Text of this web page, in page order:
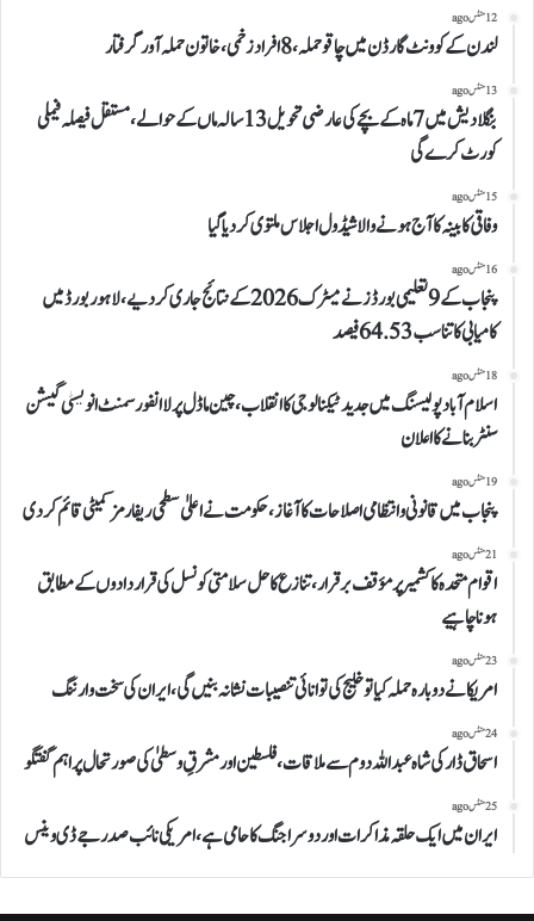
12 منٹس ago
لندن کے کوونٹ گارڈن میں چاقو حملہ، 8 افراد زخمی، خاتون حملہ آور گرفتار
13 منٹس ago
بنگلادیش میں 7 ماہ کے بچے کی عارضی تحویل 13 سالہ ماں کے حوالے، مستقل فیصلہ فیملی
کورٹ کرے گی
15 منٹس ago
وفاقی کابینہ کا آج ہونے والا شیڈول اجلاس ملتوی کر دیا گیا
16 منٹس ago
پنجاب کے 9 تعلیمی بورڈز نے میٹرک 2026 کے نتائج جاری کر دیے، لاہور بورڈ میں
کامیابی کا تناسب 64.53 فیصد
18 منٹس ago
اسلام آباد پولیسنگ میں جدید ٹیکنالوجی کا انقلاب، چین ماڈل پر لا انفورسمنٹ انویسٹی گیشن
سنٹر بنانے کا اعلان
19 منٹس ago
پنجاب میں قانونی و انتظامی اصلاحات کا آغاز، حکومت نے اعلیٰ سطحی ریفارمز کمیٹی قائم کر دی
21 منٹس ago
اقوام متحدہ کا کشمیر پر مؤقف برقرار، تنازع کا حل سلامتی کونسل کی قراردادوں کے مطابق
ہونا چاہیے
23 منٹس ago
امریکا نے دوبارہ حملہ کیا تو خلیج کی توانائی تنصیبات نشانہ بنیں گی، ایران کی سخت وارننگ
24 منٹس ago
اسحاق ڈار کی شاہ عبداللہ دوم سے ملاقات، فلسطین اور مشرقِ وسطیٰ کی صورتحال پر اہم گفتگو
25 منٹس ago
ایران میں ایک حلقہ مذاکرات اور دوسرا جنگ کا حامی ہے، امریکی نائب صدر جے ڈی وینس